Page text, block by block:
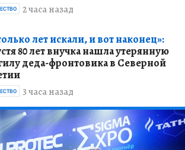
2 часа назад
лет искали, и вот наконец»:
80 лет внучка нашла утерянную
деда-фронтовика в Северной
3 часа назад